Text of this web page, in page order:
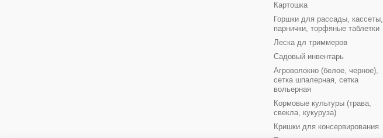
Картошка
Горшки для рассады, кассеты,
парнички, торфяные таблетки
Леска дл триммеров
Садовый инвентарь
Агроволокно (белое, черное),
сетка шпалерная, сетка
вольерная
Кормовые культуры (трава,
свекла, кукуруза)
Кришки для консервирования